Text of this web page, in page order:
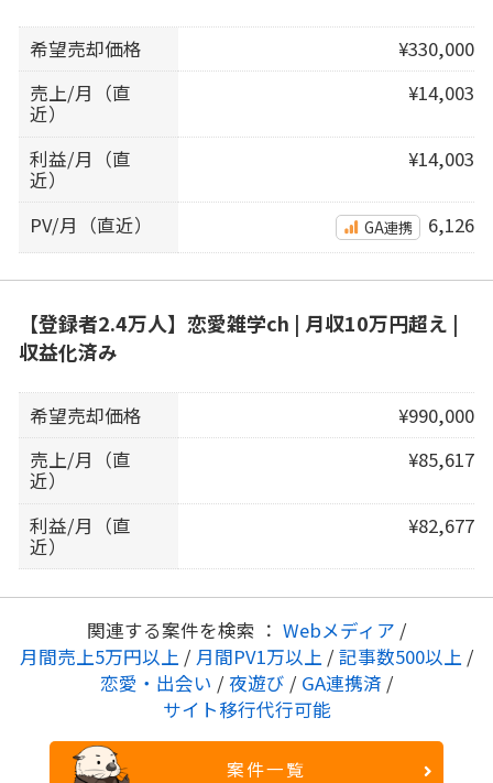
希望売却価格
¥330,000
売上/月（直
近）
¥14,003
利益/月（直
近）
¥14,003
PV/月（直近） GA連携 6,126
【登録者2.4万人】恋愛雑学ch | 月収10万円超え |
収益化済み
希望売却価格
¥990,000
売上/月（直
近）
¥85,617
利益/月（直
近）
¥82,677
関連する案件を検索 ： Webメディア /
月間売上5万円以上 / 月間PV1万以上 / 記事数500以上 /
恋愛・出会い / 夜遊び / GA連携済 /
サイト移行代行可能
案件一覧